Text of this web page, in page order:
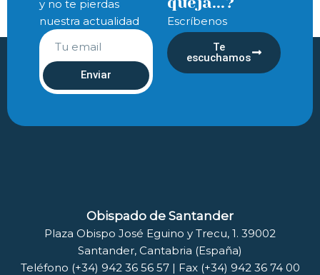
y no te pierdas
nuestra actualidad
Enviar
Escríbenos
Te
escuchamos
Obispado de Santander
Plaza Obispo José Eguino y Trecu, 1. 39002
Santander, Cantabria (España)
Teléfono (+34) 942 36 56 57 | Fax (+34) 942 36 74 00